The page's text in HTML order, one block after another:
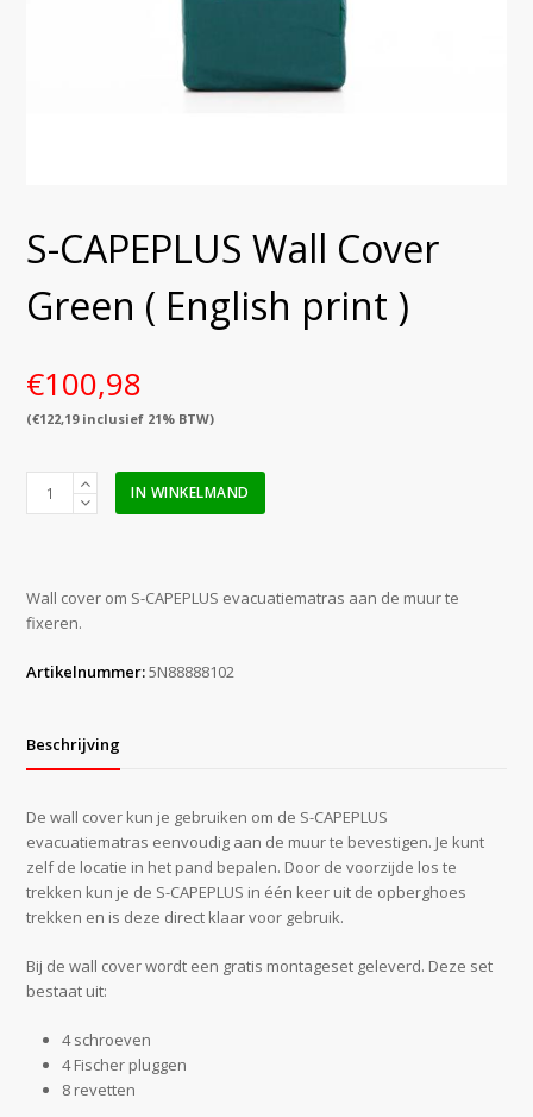
S-CAPEPLUS Wall Cover
Green ( English print )
€100,98
(€122,19inclusief 21% BTW)
CAPEPLUS
(
English
)
IN WINKELMAND
Wall cover om S-CAPEPLUS evacuatiematras aan de muur te
fixeren.
Artikelnummer:5N88888102
Beschrijving
De wall cover kun je gebruiken om de S-CAPEPLUS
evacuatiematras eenvoudig aan de muur te bevestigen. Je kunt
zelf de locatie in het pand bepalen. Door de voorzijde los te
trekken kun je de S-CAPEPLUS in één keer uit de opberghoes
trekken en is deze direct klaar voor gebruik.
Bij de wall cover wordt een gratis montageset geleverd. Deze set
bestaat uit:
4 schroeven
4 Fischer pluggen
8 revetten